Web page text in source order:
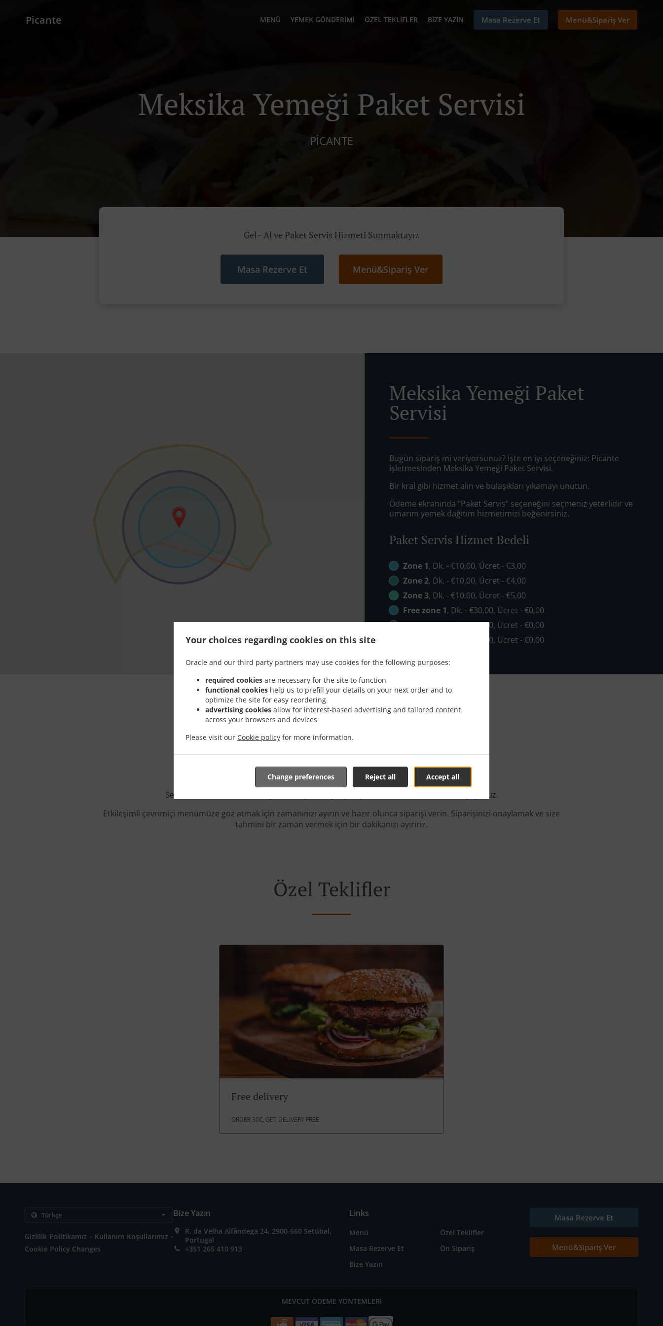
Your choices regarding cookies on this site
Oracle and our third party partners may use cookies for the following purposes:
required cookies are necessary for the site to function
functional cookies help us to prefill your details on your next order and to
optimize the site for easy reordering
advertising cookies allow for interest-based advertising and tailored content
across your browsers and devices
Please visit our Cookie policy for more information.
Accept all
Reject all
Change preferences
Picante MENÜ YEMEK GÖNDERIMI ÖZEL TEKLIFLER BIZE YAZIN Masa Rezerve Et Menü&Sipariş Ver
Meksika Yemeği Paket Servisi
PICANTE
Gel - Al ve Paket Servis Hizmeti Sunmaktayız
Masa Rezerve Et Menü&Sipariş Ver
Meksika Yemeği Paket
Servisi
Bugün sipariş mi veriyorsunuz? İşte en iyi seçeneğiniz: Picante
işletmesinden Meksika Yemeği Paket Servisi.
Bir kral gibi hizmet alın ve bulaşıkları yıkamayı unutun.
Ödeme ekranında "Paket Servis" seçeneğini seçmeniz yeterlidir ve
umarım yemek dağıtım hizmetimizi beğenirsiniz.
Paket Servis Hizmet Bedeli
Zone 1, Dk. - €10,00, Ücret - €3,00
Zone 2, Dk. - €10,00, Ücret - €4,00
Zone 3, Dk. - €10,00, Ücret - €5,00
Free zone 1, Dk. - €30,00, Ücret - €0,00
Free zone 2, Dk. - €35,00, Ücret - €0,00
, Dk. - €45,00, Ücret - €0,00
Teslimat Ile Online Sipariş
Setúbal konumunda bulunuyoruz ve çevrimiçi siparişinizi vermekten mutluluk duyuyoruz.
Etkileşimli çevrimiçi menümüze göz atmak için zamanınızı ayırın ve hazır olunca siparişi verin. Siparişinizi onaylamak ve size
tahmini bir zaman vermek için bir dakikanızı ayırırız.
Özel Teklifler
Free delivery
ORDER 30€, GET DELIVERY FREE
Gizlilik Politikamız . Kullanım Koşullarımız .
Cookie Policy Changes
Bize Yazın
R. da Velha Alfândega 24, 2900-660 Setúbal,
Portugal
+351 265 410 913
Links
Menü
Özel Teklifler
Masa Rezerve Et
Ön Sipariş
Bize Yazın
Masa Rezerve Et
Menü&Sipariş Ver
MEVCUT ÖDEME YÖNTEMLERI